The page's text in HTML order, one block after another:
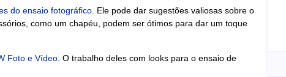
do ensaio fotográfico. Ele pode dar sugestões valiosas sobre o
como um chapéu, podem ser ótimos para dar um toque
Foto e Vídeo . O trabalho deles com looks para o ensaio de